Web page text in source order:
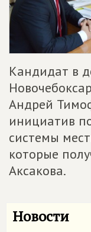
Кандидат в
Андрей
инициатив
системы
которые
Аксакова.
Новости